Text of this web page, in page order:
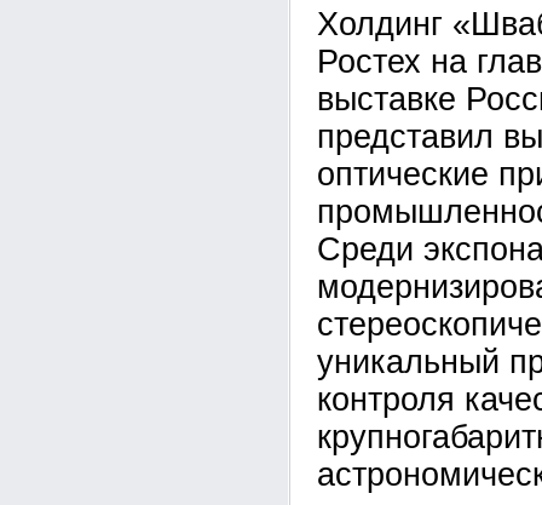
Холдинг
Ростех на
выставке
представил
оптические
Среди
уникальный
контроля